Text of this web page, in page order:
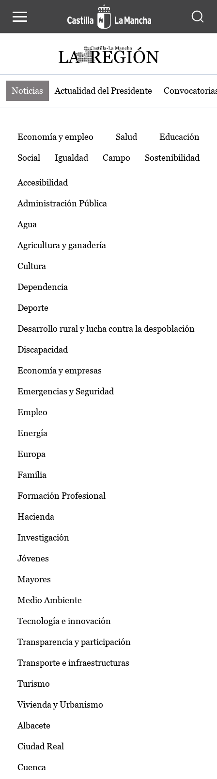
Noticias de la región de Castilla-La
Noticias Actualidad del Presidente
Temas
Economía y empleo Salud Educación
Social Igualdad Campo Sostenibilidad
Accesibilidad
Administración Pública
Agua
Agricultura y ganadería
Cultura
Dependencia
Deporte
Desarrollo rural y lucha contra la despoblación
Discapacidad
Economía y empresas
Emergencias y Seguridad
Empleo
Energía
Europa
Familia
Formación Profesional
Hacienda
Investigación
Jóvenes
Mayores
Medio Ambiente
Tecnología e innovación
Transparencia y participación
Transporte e infraestructuras
Turismo
Vivienda y Urbanismo
Albacete
Ciudad Real
Cuenca